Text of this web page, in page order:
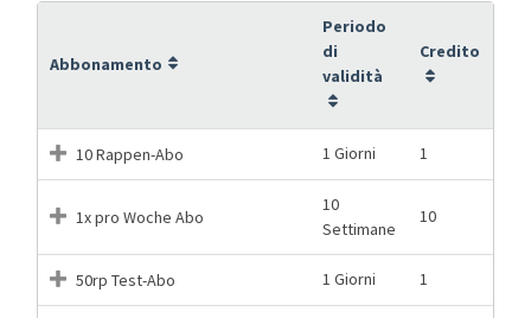
Abbonamento
Periodo
di
validità
Credito
10 Rappen-Abo 1 Giorni 1
1x pro Woche Abo
10
Settimane
10
50rp Test-Abo 1 Giorni 1